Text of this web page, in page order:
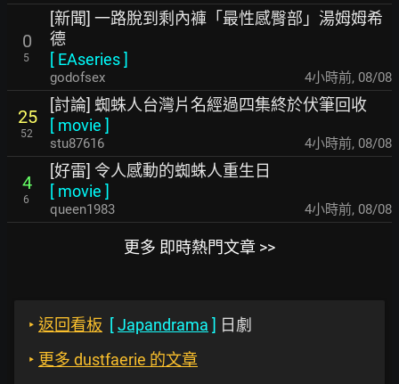
0
5
[新聞] 一路脫到剩內褲「最性感臀部」湯姆姆希
德
[ EAseries]
godofsex 4小時前, 08/08
25
52
[討論] 蜘蛛人台灣片名經過四集終於伏筆回收
[ movie ]
stu87616 4小時前, 08/08
4
6
[好雷] 令人感動的蜘蛛人重生日
[ movie ]
queen1983 4小時前, 08/08
更多 即時熱門文章 >>
‣ 返回看板 [Japandrama ] 日劇
‣ 更多 dustfaerie 的文章